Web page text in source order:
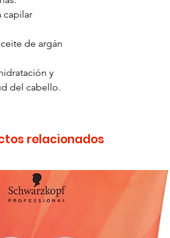
capilar
de argán
y
del cabello.
relacionados